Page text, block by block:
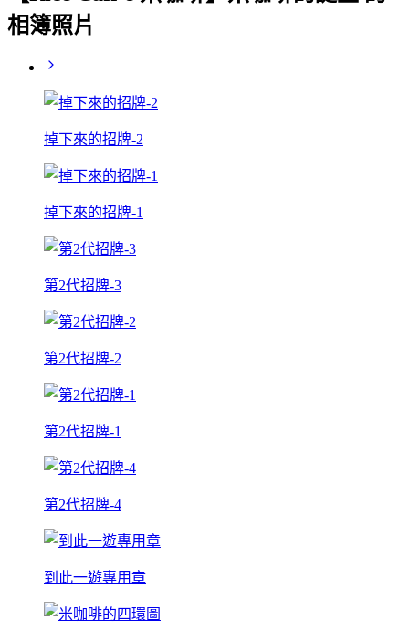
相簿照片
掉下來的招牌-2
掉下來的招牌-1
第2代招牌-3
第2代招牌-2
第2代招牌-1
第2代招牌-4
到此一遊專用章